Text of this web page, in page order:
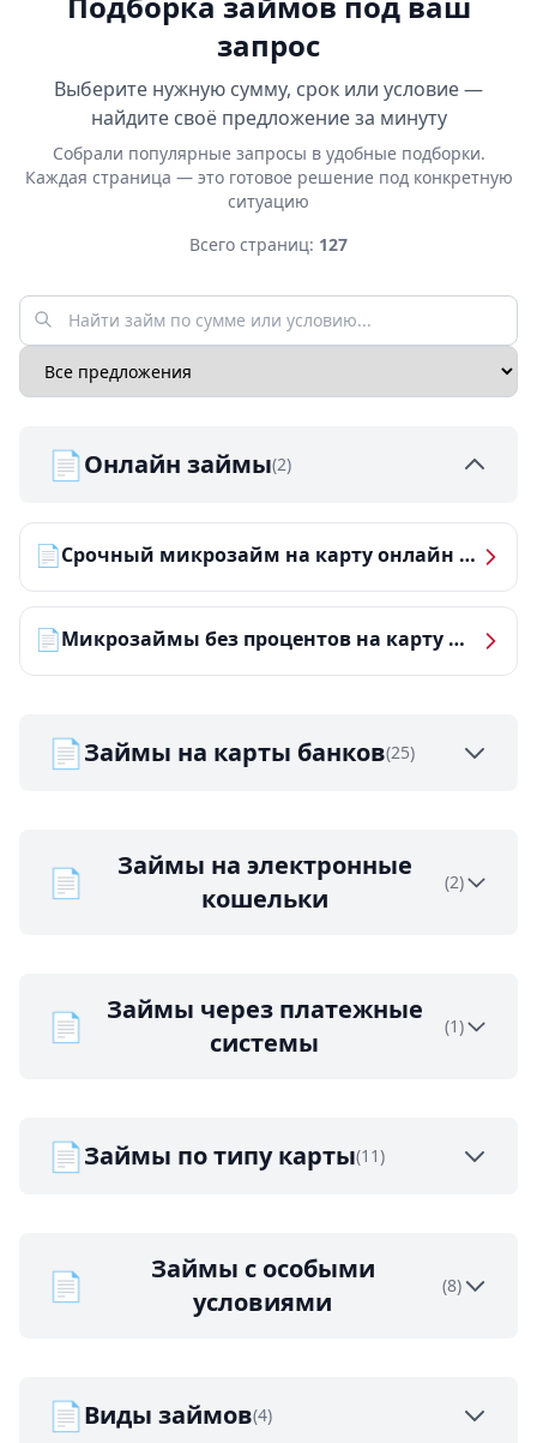
запрос
Выберите нужную сумму, срок или условие —
найдите своё предложение за минуту
Собрали популярные запросы в удобные подборки.
Каждая страница — это готовое решение под конкретную
ситуацию
Всего страниц: 127
📄Онлайн займы(2)
📄 Срочный микрозайм на карту онлайн — получить деньги за 5 минут
📄 Микрозаймы без процентов на карту — ТОП-10 за 2026 год
📄Займы на карты банков(25)
📄
Займы на электронные
кошельки
(2)
📄
Займы через платежные
системы
(1)
📄Займы по типу карты(11)
📄
Займы с особыми
условиями
(8)
📄Виды займов(4)